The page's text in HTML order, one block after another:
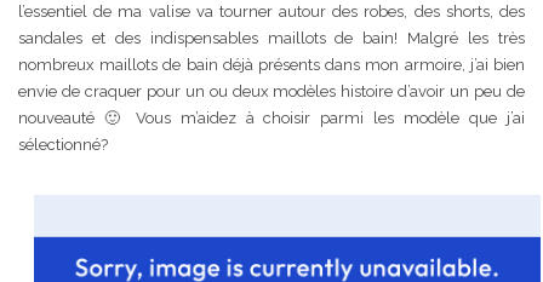
l’essentiel de ma valise va tourner autour des robes, des shorts, des
sandales et des indispensables maillots de bain! Malgré les très
nombreux maillots de bain déjà présents dans mon armoire, j’ai bien
envie de craquer pour un ou deux modèles histoire d’avoir un peu de
nouveauté 🙂 Vous m’aidez à choisir parmi les modèle que j’ai
sélectionné?